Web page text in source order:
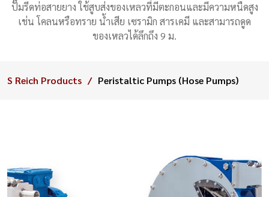
ปั๊มรีดท่อสายยาง ใช้สูบส่งของเหลวที่มีตะกอนและมีความหนืดสูง
เช่น โคลนหรือทราย น้ำเสีย เซรามิก สารเคมี และสามารถดูด
ของเหลวได้ลึกถึง 9 ม.
S Reich Products Peristaltic Pumps (Hose Pumps)